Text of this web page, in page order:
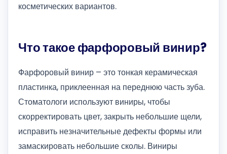
косметических вариантов.
Что такое фарфоровый винир?
Фарфоровый винир – это тонкая керамическая
пластинка, приклеенная на переднюю часть зуба.
Стоматологи используют виниры, чтобы
скорректировать цвет, закрыть небольшие щели,
исправить незначительные дефекты формы или
замаскировать небольшие сколы. Виниры